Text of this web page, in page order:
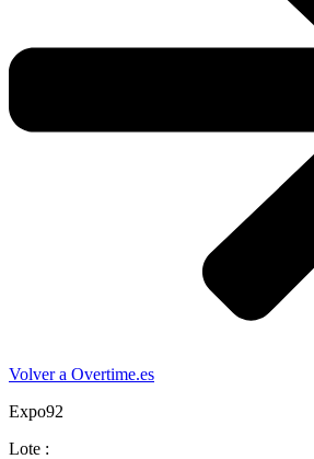
Volver a Overtime.es
Expo92
Lote :